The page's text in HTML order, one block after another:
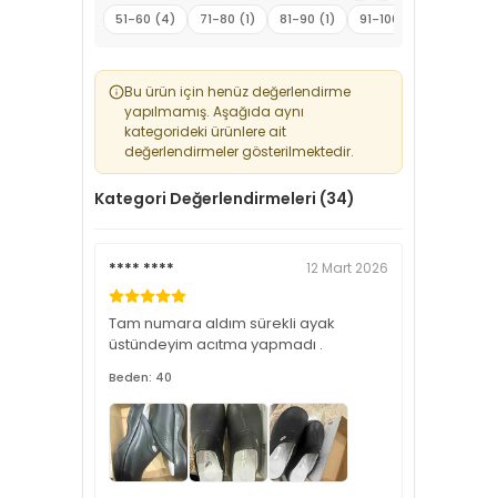
51-60 (4)
71-80 (1) 81-90 (1) 91-100 (1)
Bu ürün için henüz değerlendirme
yapılmamış. Aşağıda aynı
kategorideki ürünlere ait
değerlendirmeler gösterilmektedir.
Kategori Değerlendirmeleri (34)
**** **** 12 Mart 2026
Tam numara aldım sürekli ayak
üstündeyim acıtma yapmadı .
Beden: 40